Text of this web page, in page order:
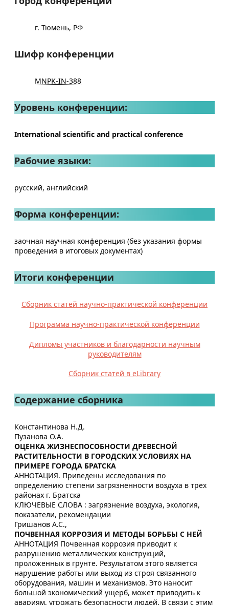
г. Тюмень, РФ
Шифр конференции
MNPK-IN-388
Уровень конференции:
International scientific and practical conference
Рабочие языки:
русский, английский
Форма конференции:
заочная научная конференция (без указания формы
проведения в итоговых документах)
Итоги конференции
Сборник статей научно-практической конференции
Программа научно-практической конференции
Дипломы участников и благодарности научным
руководителям
Сборник статей в eLibrary
Содержание сборника
Константинова Н.Д.
Пузанова О.А.
ОЦЕНКА ЖИЗНЕСПОСОБНОСТИ ДРЕВЕСНОЙ
РАСТИТЕЛЬНОСТИ В ГОРОДСКИХ УСЛОВИЯХ НА
ПРИМЕРЕ ГОРОДА БРАТСКА
АННОТАЦИЯ. Приведены исследования по
определению степени загрязненности воздуха в трех
районах г. Братска
КЛЮЧЕВЫЕ СЛОВА : загрязнение воздуха, экология,
показатели, рекомендации
Гришанов А.С.,
ПОЧВЕННАЯ КОРРОЗИЯ И МЕТОДЫ БОРЬБЫ С НЕЙ
АННОТАЦИЯ Почвенная коррозия приводит к
разрушению металлических конструкций,
проложенных в грунте. Результатом этого является
нарушение работы или выход из строя связанного
оборудования, машин и механизмов. Это наносит
большой экономический ущерб, может приводить к
авариям, угрожать безопасности людей. В связи с этим